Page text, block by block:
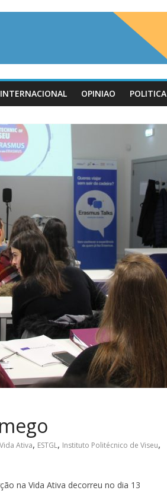
INTERNACIONAL OPINIAO POLITICA
Ativa, ESTGL, Instituto Politécnico de Viseu,
na Vida Ativa decorreu no dia 13